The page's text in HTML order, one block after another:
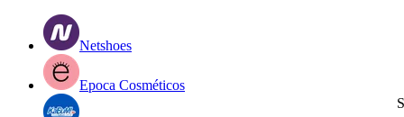
Netshoes
Epoca Cosméticos